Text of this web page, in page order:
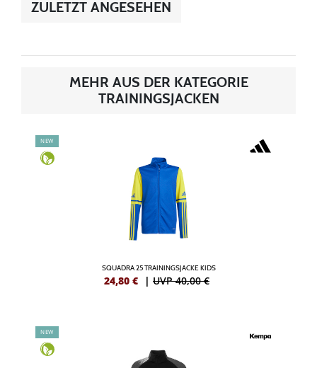
ZULETZT ANGESEHEN
MEHR AUS DER KATEGORIE
TRAININGSJACKEN
NEW
SQUADRA 25 TRAININGSJACKE KIDS
24,80 € | UVP 40,00 €
NEW